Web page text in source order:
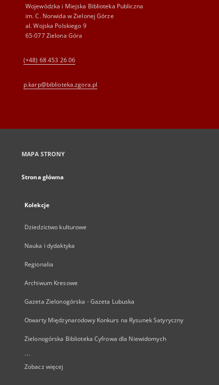
Wojewódzka i Miejska Biblioteka Publiczna
im. C. Norwida w Zielonej Górze
al. Wojska Polskiego 9
65-077 Zielona Góra
(+48) 68 453 26 06
p.karp@biblioteka.zgora.pl
MAPA STRONY
Strona główna
Kolekcje
Dziedzictwo kulturowe
Nauka i dydaktyka
Regionalia
Archiwum Kresowe
Gazeta Zielonogórska - Gazeta Lubuska
Otwarty Międzynarodowy Konkurs na Rysunek Satyryczny
Zielonogórska Biblioteka Cyfrowa dla Niewidomych
...
Zobacz więcej